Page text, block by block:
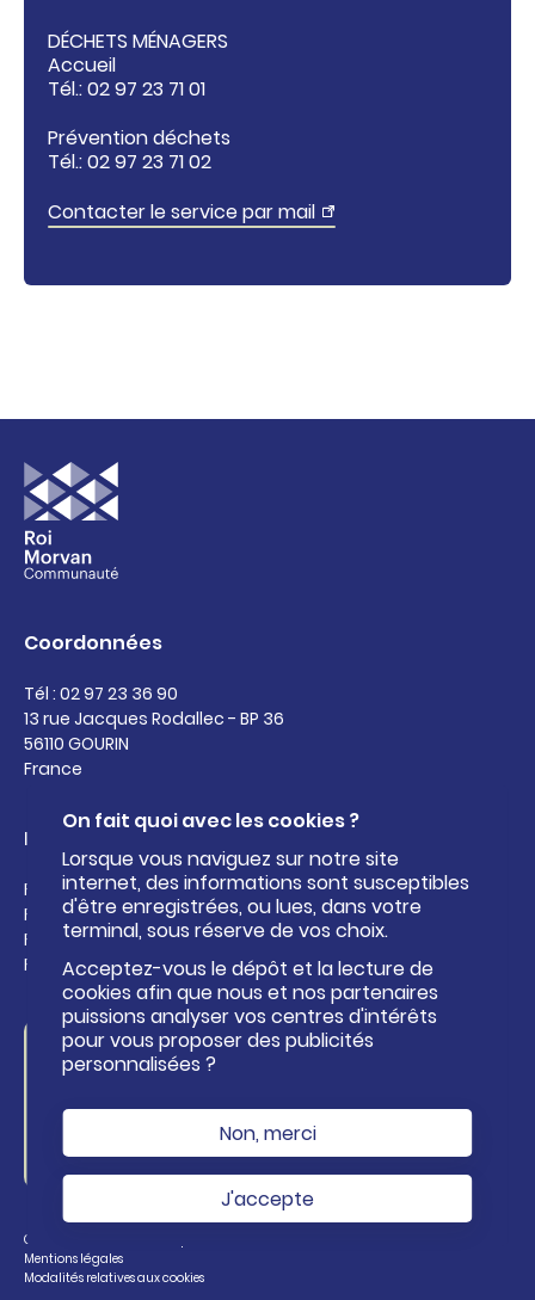
On fait quoi avec les cookies ?
Lorsque vous naviguez sur notre site
internet, des informations sont susceptibles
d'être enregistrées, ou lues, dans votre
terminal, sous réserve de vos choix.
Acceptez-vous le dépôt et la lecture de
cookies afin que nous et nos partenaires
puissions analyser vos centres d'intérêts
pour vous proposer des publicités
personnalisées ?
Non, merci
J'accepte
DÉCHETS MÉNAGERS
Accueil
Tél.: 02 97 23 71 01
Prévention déchets
Tél.:02 97 23 71 02
Contacter le service par mail
Coordonnées
Tél : 02 97 23 36 90
13 rue Jacques Rodallec - BP 36
56110 GOURIN
France
Liens utiles
Facebook de Roi Morvan Communauté
Facebook de l'Office de Tourisme Pays Roi Morvan
Facebook du Centre aquatique Kan an Dour
Facebook de la base nautique
Formulaire de
contact
NOUS CONTACTER
Pied
de
page
Conservation des données personnelles
Mentions légales
Modalités relatives aux cookies